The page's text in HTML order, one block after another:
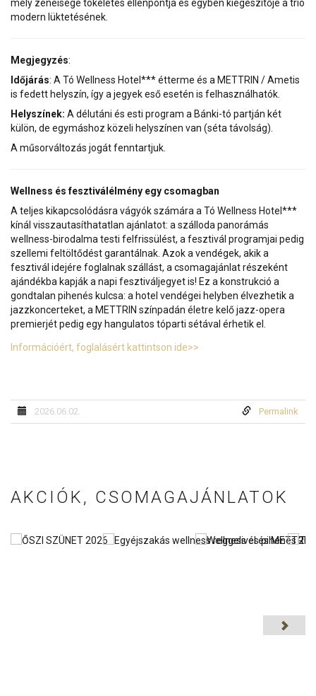
mély zeneisége tökéletes ellenpontja és egyben kiegészítője a trió
modern lüktetésének.
Megjegyzés:
Időjárás: A Tó Wellness Hotel*** étterme és a METTRIN / Ametis
is fedett helyszín, így a jegyek eső esetén is felhasználhatók.
Helyszínek: A délutáni és esti program a Bánki-tó partján két
külön, de egymáshoz közeli helyszínen van (séta távolság).
A műsorváltozás jogát fenntartjuk.
Wellness és fesztiválélmény egy csomagban
A teljes kikapcsolódásra vágyók számára a Tó Wellness Hotel***
kínál visszautasíthatatlan ajánlatot: a szálloda panorámás
wellness-birodalma testi felfrissülést, a fesztivál programjai pedig
szellemi feltöltődést garantálnak. Azok a vendégek, akik a
fesztivál idejére foglalnak szállást, a csomagajánlat részeként
ajándékba kapják a napi fesztiváljegyet is! Ez a konstrukció a
gondtalan pihenés kulcsa: a hotel vendégei helyben élvezhetik a
jazzkoncerteket, a METTRIN színpadán életre kelő jazz-opera
premierjét pedig egy hangulatos tóparti sétával érhetik el.
Információért, foglalásért kattintson ide>>
2026.06.02. Permalink
AKCIÓK, CSOMAGAJÁNLATOK